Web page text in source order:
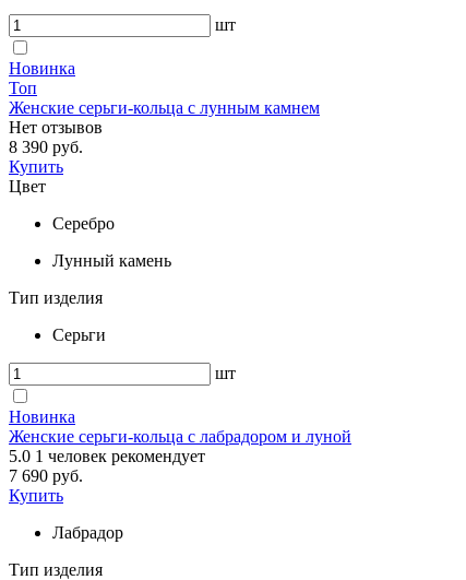
шт
Новинка
Топ
Женские серьги-кольца с лунным камнем
Нет отзывов
8 390 руб.
Купить
Цвет
Серебро
Лунный камень
Тип изделия
Серьги
шт
Новинка
Женские серьги-кольца с лабрадором и луной
5.0 1 человек рекомендует
7 690 руб.
Купить
Лабрадор
Тип изделия